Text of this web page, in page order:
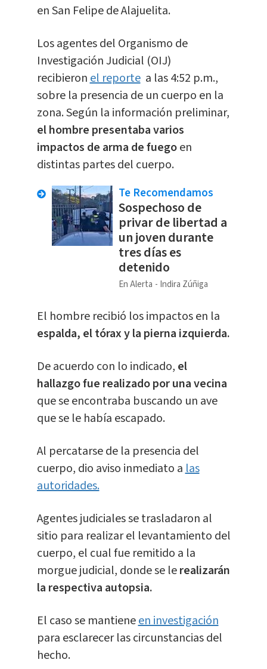
en San Felipe de Alajuelita.
Los agentes del Organismo de
Investigación Judicial (OIJ)
recibieronel reporte a las 4:52 p.m.,
sobre la presencia de un cuerpo en la
zona. Según la información preliminar,
el hombre presentaba varios
impactos de arma de fuegoen
distintas partes del cuerpo.
Te Recomendamos
Sospechoso de
privar de libertad a
un joven durante
tres días es
detenido
En Alerta Indira Zúñiga
El hombre recibió los impactos en la
espalda, el tórax y la pierna izquierda.
De acuerdo con lo indicado, el
hallazgo fue realizado por una vecina
que se encontraba buscando un ave
que se le había escapado.
Al percatarse de la presencia del
cuerpo, dio aviso inmediato alas
autoridades.
Agentes judiciales se trasladaron al
sitio para realizar el levantamiento del
cuerpo, el cual fue remitido a la
morgue judicial, donde se lerealizarán
la respectiva autopsia.
El caso se mantieneen investigación
para esclarecer las circunstancias del
hecho.